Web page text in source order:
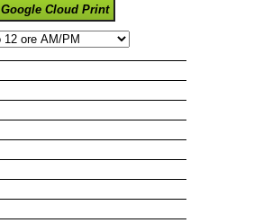
Google Cloud Print